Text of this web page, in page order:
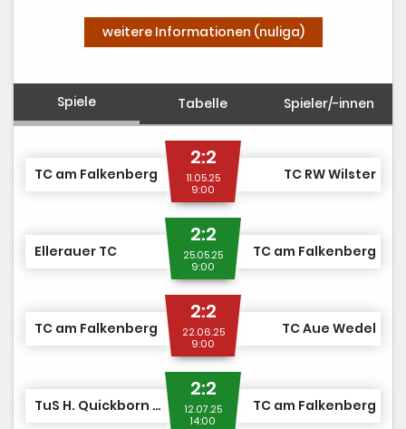
weitere Informationen (nuliga)
Spiele Tabelle Spieler/-innen
TC am Falkenberg
2:2
11.05.25
9:00
TC RW Wilster
Ellerauer TC
2:2
25.05.25
9:00
TC am Falkenberg
TC am Falkenberg
2:2
22.06.25
9:00
TC Aue Wedel
TuS H. Quickborn Tennis
2:2
12.07.25
14:00
TC am Falkenberg